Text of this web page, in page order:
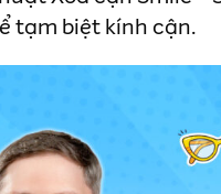
tạm biệt kính cận.